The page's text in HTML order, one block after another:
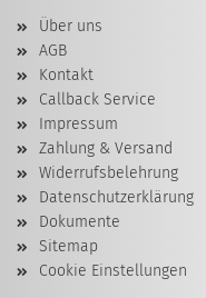
Über uns
AGB
Kontakt
Callback Service
Impressum
Zahlung & Versand
Widerrufsbelehrung
Datenschutzerklärung
Dokumente
Sitemap
Cookie Einstellungen